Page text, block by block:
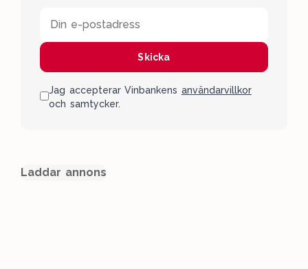
Din e-postadress
Skicka
Jag accepterar Vinbankens användarvillkor
och samtycker.
Laddar annons